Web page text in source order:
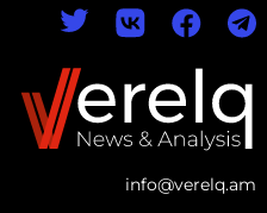
info@verelq.am